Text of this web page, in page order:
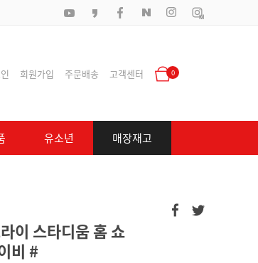
회원가입 주문배송 고객센터 0
유소년 매장재고
이 스타디움 홈 쇼
비 #